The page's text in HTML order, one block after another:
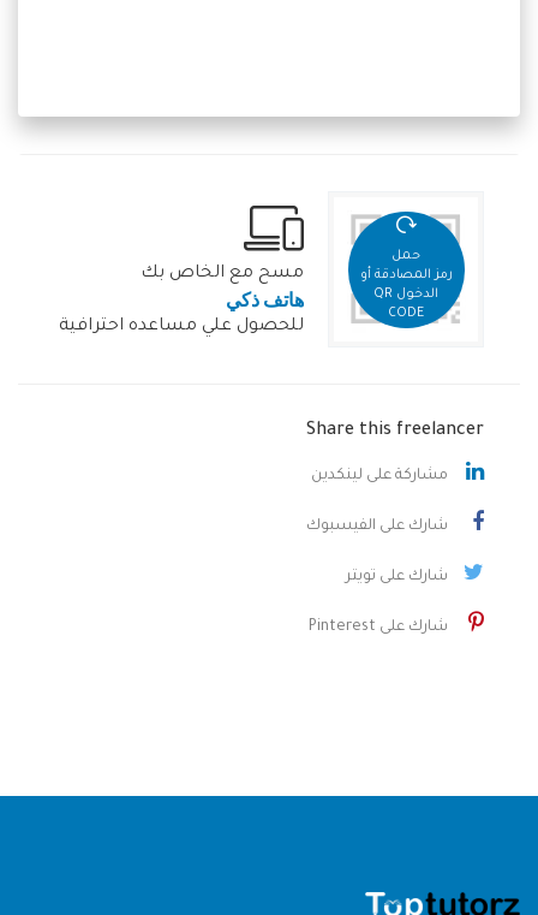
حمل
رمز المصادقة أو
الدخول QR
CODE
مسح مع الخاص بك
هاتف ذكي
للحصول علي مساعده احترافية
Share this freelancer
مشاركة على لينكدين
شارك على الفيسبوك
شارك على تويتر
شارك على Pinterest